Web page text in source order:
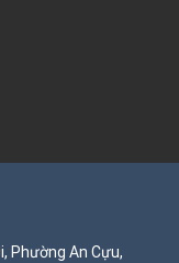
Phường An Cựu,